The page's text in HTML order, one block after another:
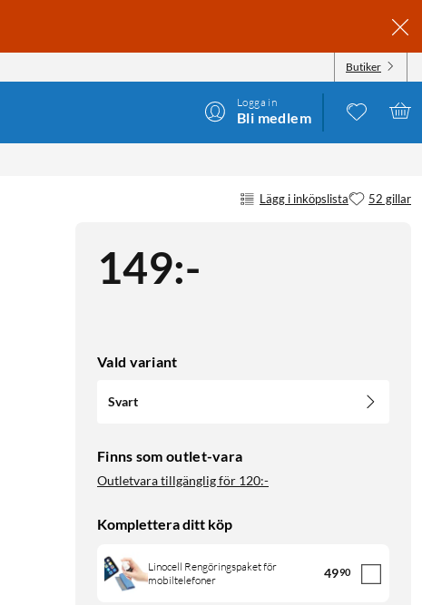
Butiker
Logga in
Bli medlem
Lägg i inköpslista 52 gillar
149:-
Vald variant
Svart
Finns som outlet-vara
Outletvara tillgänglig för 120:-
Komplettera ditt köp
Linocell Rengöringspaket för
mobiltelefoner
4990